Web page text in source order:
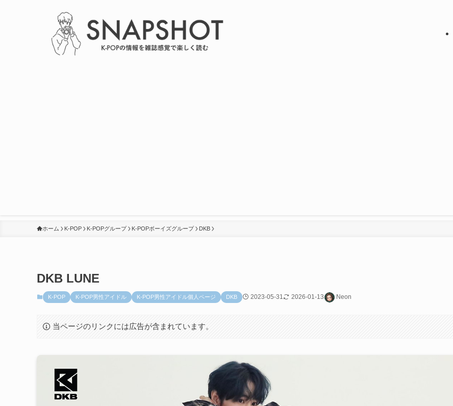
ホーム K-POP K-POPグループ K-POPボーイズグループ DKB
DKB LUNE
K-POP K-POP男性アイドル K-POP男性アイドル個人ページ DKB 2023-05-31 2026-01-13 Neon
当ページのリンクには広告が含まれています。